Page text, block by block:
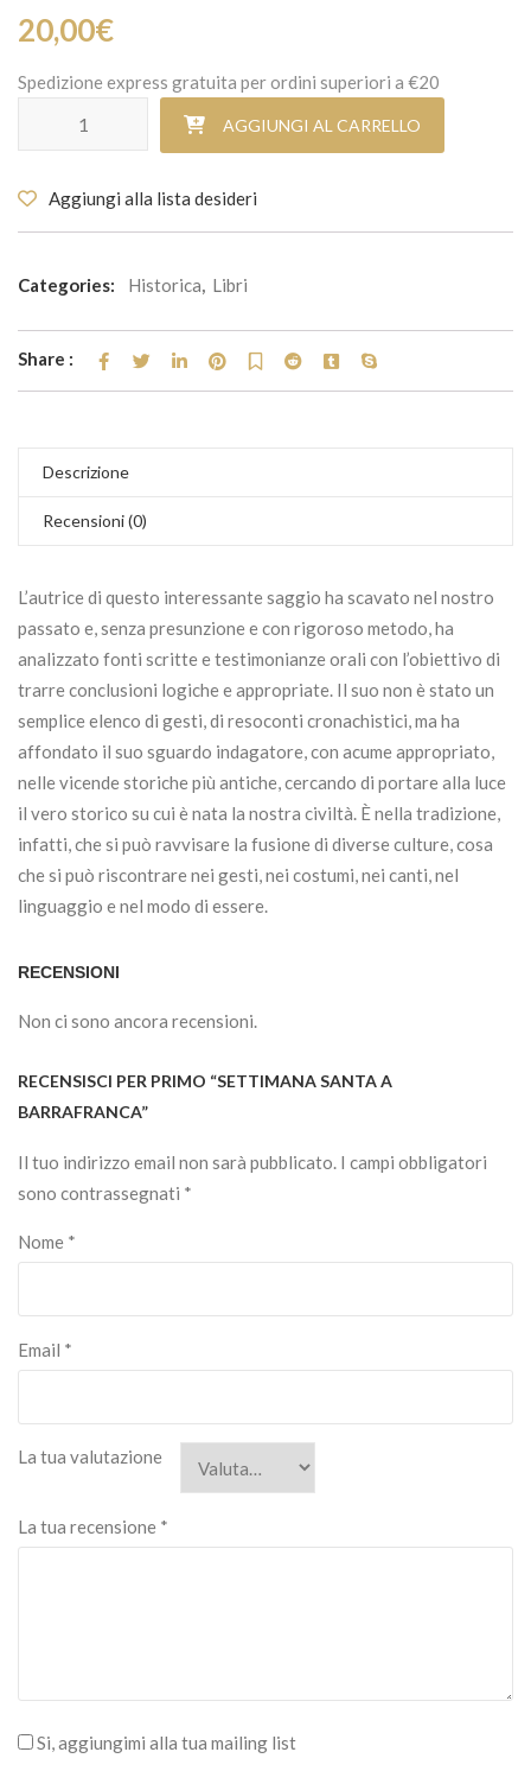
20,00€
Spedizione express gratuita per ordini superiori a €20
Settimana Santa a Barrafranca quantità
AGGIUNGI AL CARRELLO
Aggiungi alla lista desideri
Categories: Historica, Libri
Share :
Descrizione
Recensioni (0)
L’autrice di questo interessante saggio ha scavato nel nostro
passato e, senza presunzione e con rigoroso metodo, ha
analizzato fonti scritte e testimonianze orali con l’obiettivo di
trarre conclusioni logiche e appropriate. Il suo non è stato un
semplice elenco di gesti, di resoconti cronachistici, ma ha
affondato il suo sguardo indagatore, con acume appropriato,
nelle vicende storiche più antiche, cercando di portare alla luce
il vero storico su cui è nata la nostra civiltà. È nella tradizione,
infatti, che si può ravvisare la fusione di diverse culture, cosa
che si può riscontrare nei gesti, nei costumi, nei canti, nel
linguaggio e nel modo di essere.
RECENSIONI
Non ci sono ancora recensioni.
RECENSISCI PER PRIMO “SETTIMANA SANTA A
BARRAFRANCA”
Il tuo indirizzo email non sarà pubblicato. I campi obbligatori
sono contrassegnati *
Nome *
Email *
La tua valutazione
La tua recensione *
Si, aggiungimi alla tua mailing list